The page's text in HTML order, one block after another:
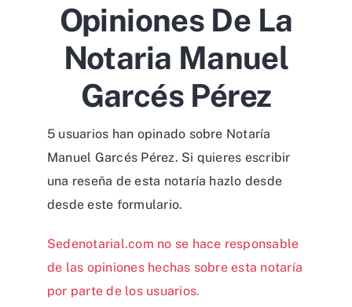
Opiniones De La
Notaria Manuel
Garcés Pérez
5 usuarios han opinado sobre Notaría
Manuel Garcés Pérez. Si quieres escribir
una reseña de esta notaría hazlo desde
desdeeste formulario.
Sedenotarial.com no se hace responsable
de las opiniones hechas sobre esta notaría
por parte de los usuarios.